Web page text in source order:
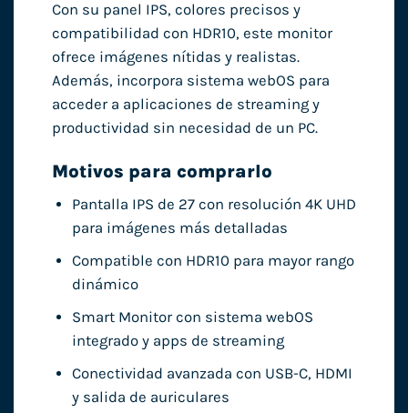
Con su panel IPS, colores precisos y
compatibilidad con HDR10, este monitor
ofrece imágenes nítidas y realistas.
Además, incorpora sistema webOS para
acceder a aplicaciones de streaming y
productividad sin necesidad de un PC.
Motivos para comprarlo
Pantalla IPS de 27 con resolución 4K UHD
para imágenes más detalladas
Compatible con HDR10 para mayor rango
dinámico
Smart Monitor con sistema webOS
integrado y apps de streaming
Conectividad avanzada con USB-C, HDMI
y salida de auriculares